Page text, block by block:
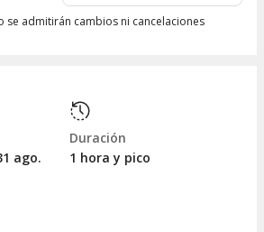
se admitirán cambios ni cancelaciones
ago.
Duración
1 hora y pico